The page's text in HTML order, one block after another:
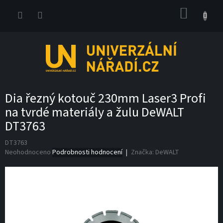
Dia řezný kotouč 230mm Laser3 Profi
na tvrdé materiály a žulu DeWALT
DT3763
DT3763
Průměrné
Neohodnoceno Podrobnosti hodnocení Značka: DeWALT